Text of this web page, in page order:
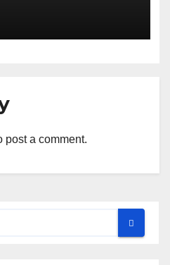
post a comment.